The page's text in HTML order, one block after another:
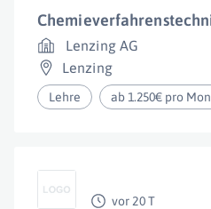
Lenzing AG
Lenzing
Lehre ab 1.250€ pro
vor 20 T